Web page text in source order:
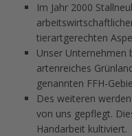
Im Jahr 2000
tierartgerechten
Unser Unternehmen
artenreiches
genannten FFH-
Des weiteren
von uns gepflegt.
Handarbeit kultiviert.